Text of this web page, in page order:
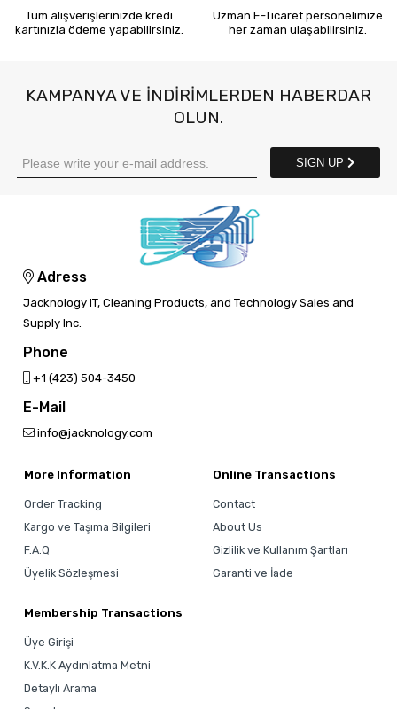
Tüm alışverişlerinizde kredi
kartınızla ödeme yapabilirsiniz.
Uzman E-Ticaret personelimize
her zaman ulaşabilirsiniz.
KAMPANYA VE INDIRIMLERDEN HABERDAR
OLUN.
SIGN UP
Adress
Jacknology IT, Cleaning Products, and Technology Sales and
Supply Inc.
Phone
‎+1 (423) 504-3450
E-Mail
info@jacknology.com
More Information
Order Tracking
Kargo ve Taşıma Bilgileri
F.A.Q
Üyelik Sözleşmesi
Online Transactions
Contact
About Us
Gizlilik ve Kullanım Şartları
Garanti ve İade
Membership Transactions
Üye Girişi
K.V.K.K Aydınlatma Metni
Detaylı Arama